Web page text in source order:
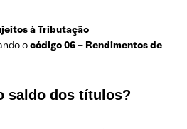
à Tributação
ocódigo 06 – Rendimentos de
saldo dos títulos?